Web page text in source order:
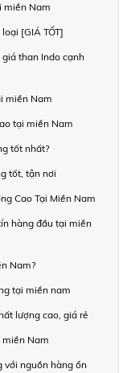
miền Nam
[GIÁ TỐT]
than Indo cạnh
miền Nam
tại miền Nam
tốt nhất?
tốt, tận nơi
Cao Tại Miền Nam
hàng đầu tại miền
Nam?
tại miền nam
lượng cao, giá rẻ
miền Nam
với nguồn hàng ổn